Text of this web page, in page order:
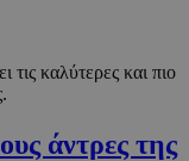
τις καλύτερες και πιο
άντρες της